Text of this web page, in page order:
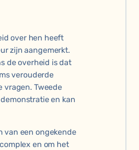
over hen heeft
zijn aangemerkt.
de overheid is dat
verouderde
vragen. Tweede
en kan
van een ongekende
en om het